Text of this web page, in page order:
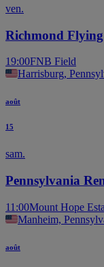
ven.
Richmond
19:00FNB Field
Harrisburg,
août
15
sam.
Pennsylvania
11:00Mount Hope
Manheim,
août